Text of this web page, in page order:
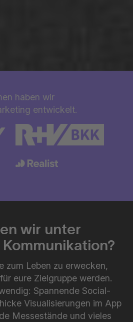
haben wir
entwickelt.
wir unter
zum Leben zu erwecken,
eure Zielgruppe werden.
Spannende Social-
Visualisierungen im App
Messestände und vieles